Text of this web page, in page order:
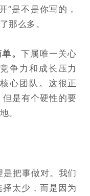
”是不是你写的，
那么多。
。 下属唯一关心
争力和成长压力
心团队。这很正
是有个硬性的要
。
把事做对。我们
太少，而是因为